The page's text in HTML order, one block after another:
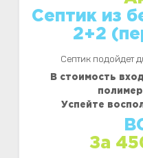
Септик из
2+2
Септик подойдет
В стоимость
Успейте
За